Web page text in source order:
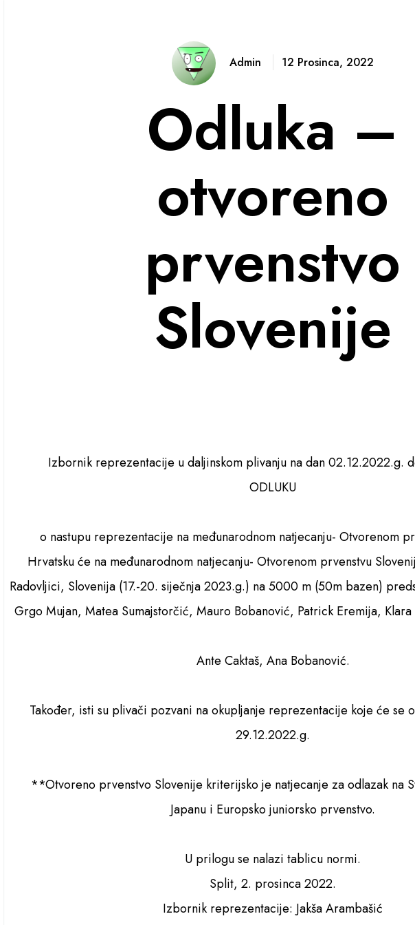
Admin 12 Prosinca, 2022
Odluka –
otvoreno
prvenstvo
Slovenije
Izbornik reprezentacije u daljinskom plivanju na dan 02.12.2022.g.
ODLUKU
o nastupu reprezentacije na međunarodnom natjecanju- Otvorenom
Hrvatsku će na međunarodnom natjecanju- Otvorenom prvenstvu
Radovljici, Slovenija (17.-20. siječnja 2023.g.) na 5000 m (50m bazen)
Grgo Mujan, Matea Sumajstorčić, Mauro Bobanović, Patrick Eremija, Klara
Ante Caktaš, Ana Bobanović.
Također, isti su plivači pozvani na okupljanje reprezentacije koje će se
29.12.2022.g.
**Otvoreno prvenstvo Slovenije kriterijsko je natjecanje za odlazak na
Japanu i Europsko juniorsko prvenstvo.
U prilogu se nalazi tablicu normi.
Split, 2. prosinca 2022.
Izbornik reprezentacije: Jakša Arambašić